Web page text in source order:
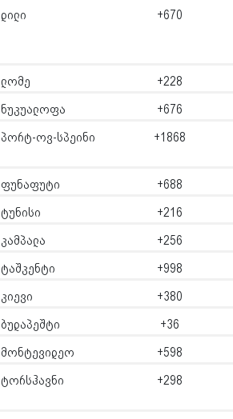
დილი +670
ლომე
+228
ნუკუალოფა
+676
პორტ-ოვ-სპეინი +1868
ფუნაფუტი
+688
ტუნისი
+216
კამპალა
+256
ტაშკენტი
+998
კიევი
+380
ბუდაპეშტი
+36
მონტევიდეო
+598
ტორსჰავნი +298